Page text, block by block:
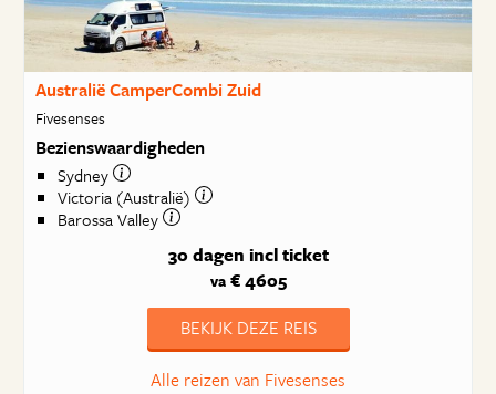
Australië CamperCombi Zuid
Fivesenses
Bezienswaardigheden
Sydney
Victoria (Australië)
Barossa Valley
30 dagen incl ticket
va€ 4605
BEKIJK DEZE REIS
Alle reizen van Fivesenses